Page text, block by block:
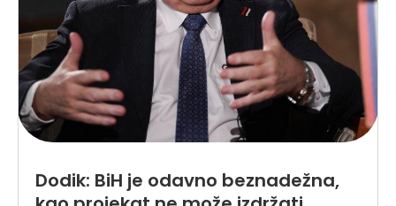
Dodik: BiH je odavno beznadežna,